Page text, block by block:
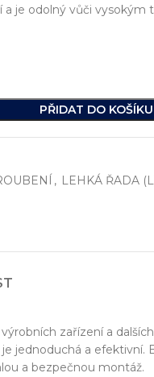
, včetně vývoje
a je odolný vůči vysokým
PŘIDAT DO KOŠÍKU
, LEHKÁ ŘADA
zařízení a
jednoduchá a efektivní.
a bezpečnou montáž.